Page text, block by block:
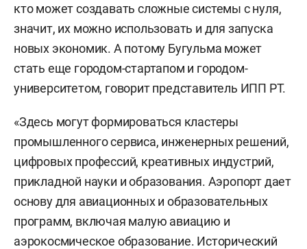
кто может создавать сложные системы с нуля,
значит, их можно использовать и для запуска
новых экономик. А потому Бугульма может
стать еще городом-стартапом и городом-
университетом, говорит представитель ИПП РТ.
«Здесь могут формироваться кластеры
промышленного сервиса, инженерных решений,
цифровых профессий, креативных индустрий,
прикладной науки и образования. Аэропорт дает
основу для авиационных и образовательных
программ, включая малую авиацию и
аэрокосмическое образование. Исторический